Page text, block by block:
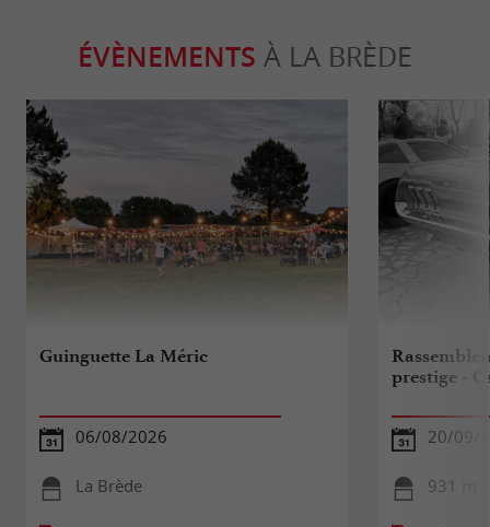
ÉVÈNEMENTS À LA BRÈDE
Guinguette La Méric
06/08/2026
La Brède
prestige -
20/09/
931 m -